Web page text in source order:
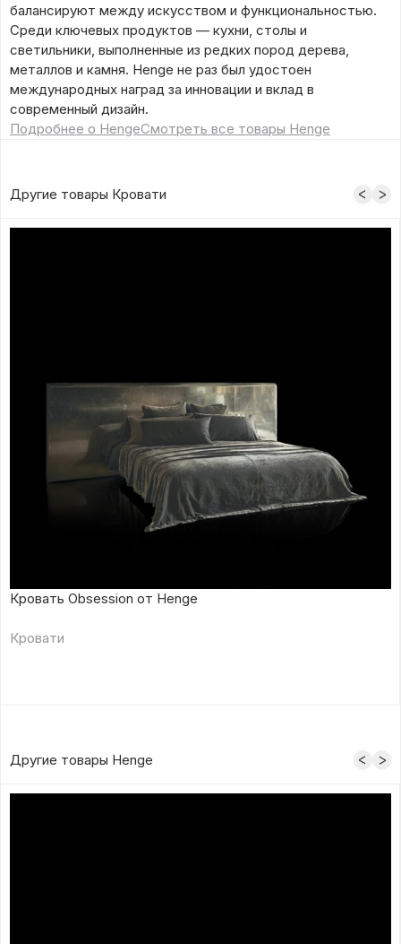
балансируют между искусством и функциональностью.
Среди ключевых продуктов — кухни, столы и
светильники, выполненные из редких пород дерева,
металлов и камня. Henge не раз был удостоен
международных наград за инновации и вклад в
современный дизайн.
Подробнее о HengeСмотреть все товары Henge
Другие товары Кровати
Кровать Obsession от Henge
Кровати
Другие товары Henge